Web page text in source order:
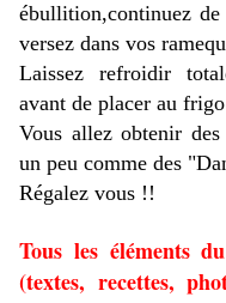
ébullition,continuez
versez dans vos
Laissez refroidir
avant de placer au
Vous allez obtenir des
un peu comme des
Régalez vous !!
Tous les éléments
(textes, recettes,